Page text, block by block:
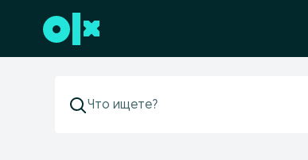
Перейти к нижнему колонтитулу